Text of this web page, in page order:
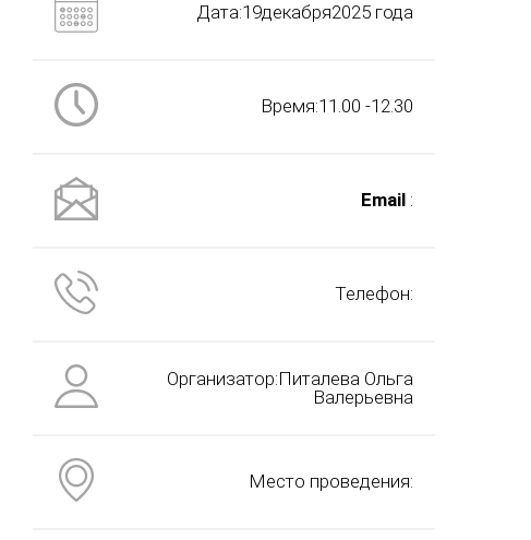
Дата:19декабря2025 года
Время:11.00 -12.30
Email :
Телефон:
Организатор:Питалева Ольга
Валерьевна
Место проведения: